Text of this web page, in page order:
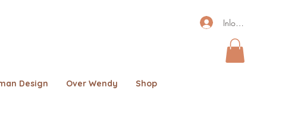
Inloggen
Design Over Wendy Shop